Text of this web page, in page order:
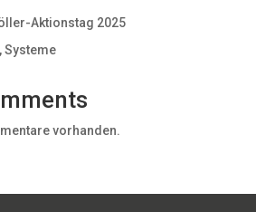
Aktionstag 2025
Systeme
vorhanden.